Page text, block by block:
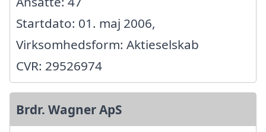
Startdato: 01. maj 2006,
Virksomhedsform: Aktieselskab
CVR: 29526974
Brdr. Wagner ApS